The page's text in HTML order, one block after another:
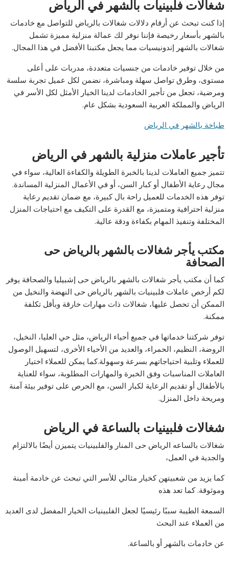
شغالات فلبينيات بالشهر في الرياض
إذا كنت تبحث عن أرقام دلالات شغالات بالرياض للتواصل مع خادمات
بالشهر بأسعار رخيصة فإننا نوفر لك عمالة منزلية مميزة تشمل
شغالات بالشهر إندونيسيات مما يجعل مكتبنا الأفضل في هذا المجال.
من خلال توفير خادمات من جنسيات متعددة، مدربات على أعلى
مستوى، وطرق تواصل سهلة ومباشرة، نضمن لكل عميل تجربة سلسة
ومرضية، تجعل من تأجير الخادمات لدينا الخيار الأمثل لكل الأسر في
الرياض والمملكة العربية السعودية بشكل عام.
طباخة بالشهر في الرياض
تأجير عاملات منزلية بالشهر في الرياض
تتميز جميع العاملات لدينا بالخبرة الطويلة والكفاءة العالية، سواء في
مجال رعاية الأطفال أو كبار السن، أو في الأعمال المنزلية المساندة.
توفر هذه الخدمات للعميل راحة بال كبيرة، مع ضمان تقديم رعاية
منزلية احترافية ومتميزة، مع القدرة على التكيف مع احتياجات المنزل
المختلفة وتنفيذ المهام بكفاءة ودقة عالية.
مكتب يأجر شغالات بالشهر بالرياض حى
الصحافة
كما أن مكتب يأجر شغالات بالشهر بالرياض حى إشبيليا والصحافة يوفر
لكم أرخص عاملات فلبينيات بالشهر بالرياض حى النهضة والنخيل من
الممكن أن تحصل عليها، شغالات ذات مهارات خارقة وبأقل تكلفة
ممكنة.
توفر شركتنا خدماتها في جميع أحياء الرياض، مثل حي العليا، النخيل،
الروضة، النظيم، الحمراء، والعديد من الأحياء الأخرى، لتسهيل الوصول
للعملاء وتلبية احتياجاتهم بسرعة وسهولة.كما يمكن للعملاء اختيار
العاملات المناسبات وفق الخبرة والمهارات المطلوبة، سواء للعناية
بالأطفال أو تقديم الرعاية لكبار السن، مع الحرص على توفير بيئة آمنة
ومريحة داخل المنزل.
شغالات فلبينيات بالساعة في الرياض
شغالات بالساعه الرياض حى المنار والفلبينيات يتميزن أيضًا بالالتزام
والجدية في العمل،
كما يزيد من شعبيتهن كخيار مثالي للأسر التي تبحث عن خادمة أمينة
وموثوقة. كما تعد هذه
السمعة الطيبة سببًا رئيسيًا لجعل الفلبينيات الخيار المفضل لدى العديد
من العملاء عند البحث
عن خادمات بالشهر أو بالساعة.